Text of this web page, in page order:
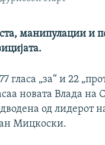
манипулации и
гласа „за“ и 22
новата Влада на
од лидерот
Мицкоски.